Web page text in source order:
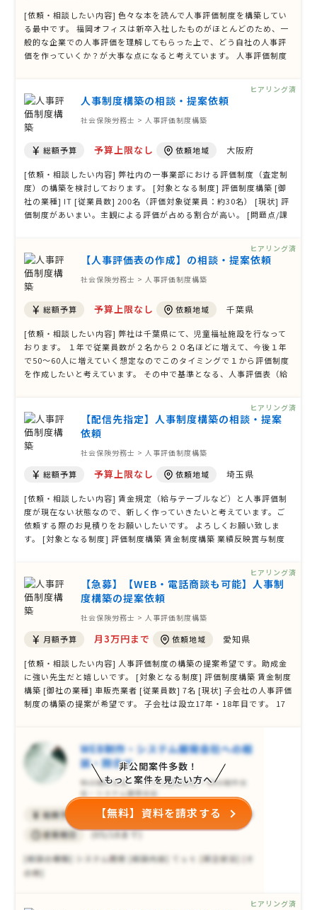
[依頼・相談したい内容] 色々な本を読んで人事評価制度を構築してい
る最中です。 福岡オフィスは新卒入社したものがほとんどのため、一
般的な企業での人事評価を理解してもらった上で、どう自社の人事評
価を作っていくか？が大事な点になると考えています。 人事評価制度
般的な会社の人事 …人事制度構築の相談・提案依頼
社会保険労務士 > 人事評価制度構築
総額予算 予算上限なし 依頼地域 大阪府
[依頼・相談したい内容] 弊社内の一事業部における評価制度（査定制
度）の構築を検討しております。 [対象となる制度] 評価制度構築 [御
社の業種] IT [従業員数] 200名（評価対象従業員：約30名） [現状] 評
価制度があいまい。主観による評価が占める割合が高い。 [問題点/課
モチベーショ …
ヒアリング済
【人事評価表の作成】の相談・提案依頼
社会保険労務士 > 人事評価制度構築
総額予算 予算上限なし 依頼地域 千葉県
[依頼・相談したい内容] 弊社は千葉県にて、児童福祉施設を行なって
おります。 １年で従業員数が２名から２０名ほどに増えて、今後１年
で50〜60人に増えていく想定なのでこのタイミングで１から評価制度
を作成したいと考えています。 その中で基準となる、人事評価表（給
築 賃金制 …
ヒアリング済
【配信先指定】人事制度構築の相談・提案
依頼
社会保険労務士 > 人事評価制度構築
総額予算 予算上限なし 依頼地域 埼玉県
[依頼・相談したい内容] 賃金規定（給与テーブルなど）と人事評価制
度が現在ない状態なので、新しく作っていきたいと考えています。ご
依頼する際のお見積りをお願いしたいです。 よろしくお願い致しま
す。 [対象となる制度] 評価制度構築 賃金制度構築 業績反映賞与制度
ヒアリング済
【急募】【WEB・電話商談も可能】人事制
度構築の提案依頼
社会保険労務士 > 人事評価制度構築
月額予算 月3万円まで 依頼地域 愛知県
[依頼・相談したい内容] 人事評価制度の構築の提案希望です。助成金
に強い先生だと嬉しいです。 [対象となる制度] 評価制度構築 賃金制度
構築 [御社の業種] 車販売業者 [従業員数] 7名 [現状] 子会社の人事評価
制度の構築の提案が希望です。 子会社は設立17年・18年目です。 17
も、まっさ …
ヒアリング済
非公開案件多数！
もっと案件を見たい方へ
【無料】資料を請求する
ヒアリング済